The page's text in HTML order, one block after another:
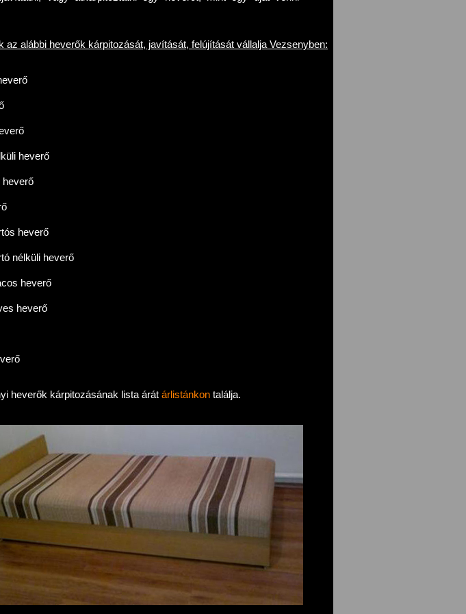
az alábbi heverők kárpitozását, javítását, felújítását vállalja Vezsenyben:
heverő
heverő
heverő
nélküli heverő
heverő
heverő
heverők kárpitozásának lista árát árlistánkon találja.